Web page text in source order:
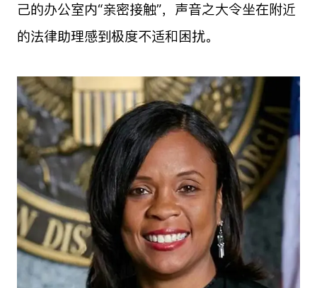
己的办公室内“亲密接触”，声音之大令坐在附近
的法律助理感到极度不适和困扰。